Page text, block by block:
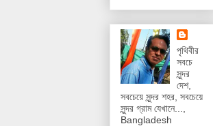
পৃথিবীর
সবচে
সুন্দর
দেশ,
সবচেয়ে সুন্দর শহর, সবচেয়ে
সুন্দর গ্রাম যেখানে...,
Bangladesh